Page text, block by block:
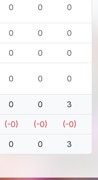
0 0 0
0 0 0
0 0 0
0 0 0
0 0 3
(-0) (-0) (-0)
0 0 3